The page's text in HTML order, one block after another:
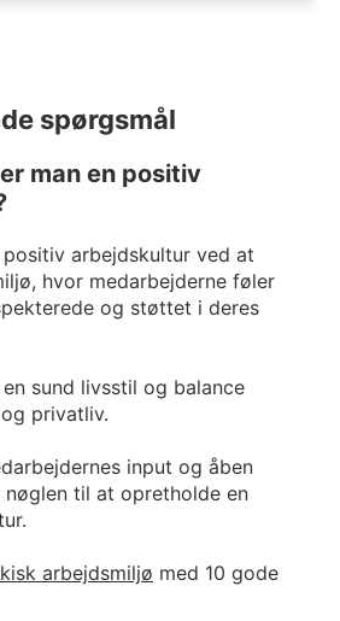
spørgsmål
man en positiv
positiv arbejdskultur ved at
hvor medarbejderne føler
og støttet i deres
sund livsstil og balance
privatliv.
input og åben
nøglen til at opretholde en
arbejdsmiljø med 10 gode